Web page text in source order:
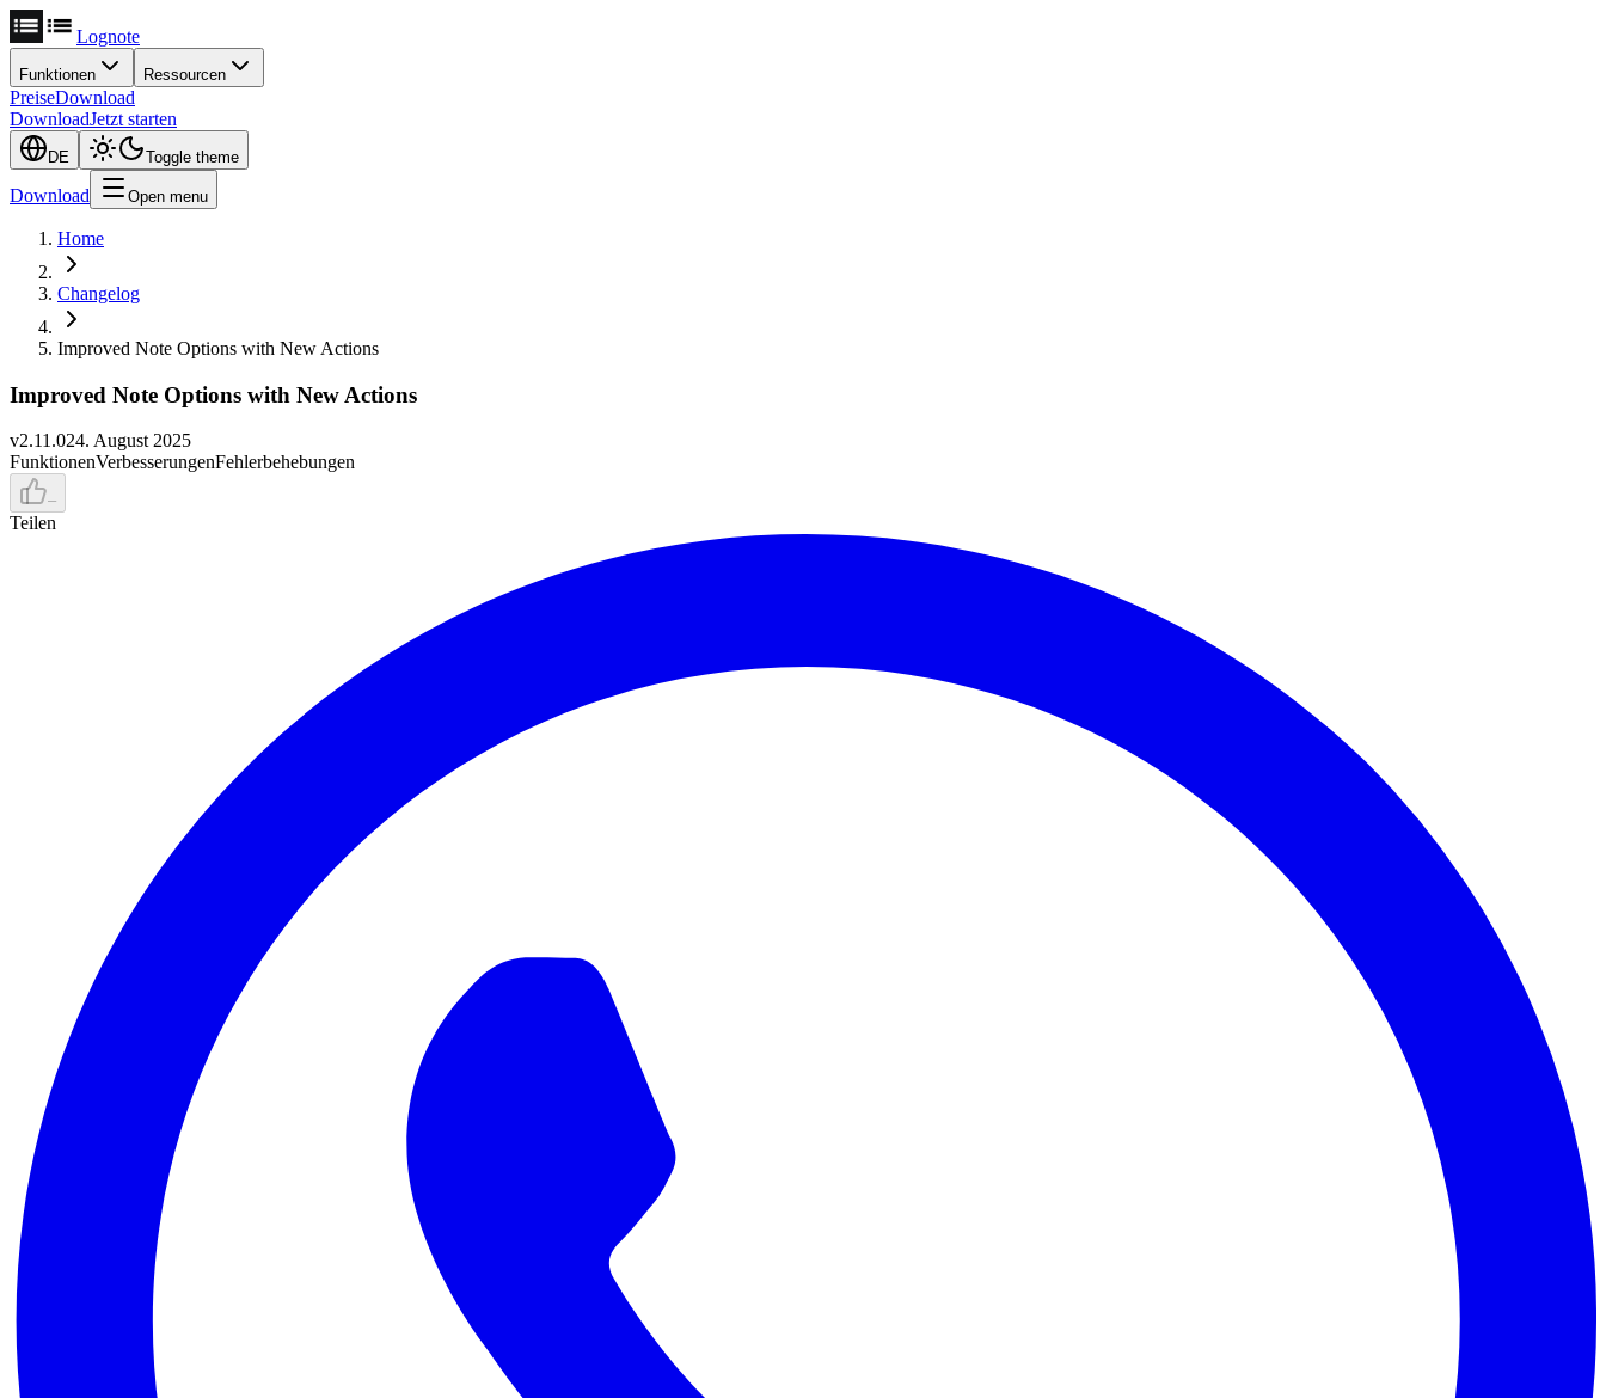
Lognote
Funktionen Ressourcen
PreiseDownload
DownloadJetzt starten
DE Toggle theme
Download Open menu
Home
Changelog
Improved Note Options with New Actions
Improved Note Options with New Actions
v2.11.024. August 2025
FunktionenVerbesserungenFehlerbehebungen
–
Teilen